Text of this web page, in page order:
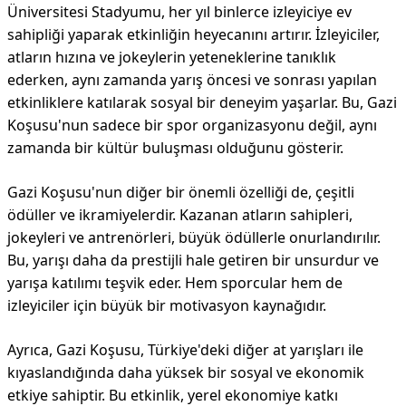
Üniversitesi Stadyumu, her yıl binlerce izleyiciye ev
sahipliği yaparak etkinliğin heyecanını artırır. İzleyiciler,
atların hızına ve jokeylerin yeteneklerine tanıklık
ederken, aynı zamanda yarış öncesi ve sonrası yapılan
etkinliklere katılarak sosyal bir deneyim yaşarlar. Bu, Gazi
Koşusu'nun sadece bir spor organizasyonu değil, aynı
zamanda bir kültür buluşması olduğunu gösterir.
Gazi Koşusu'nun diğer bir önemli özelliği de, çeşitli
ödüller ve ikramiyelerdir. Kazanan atların sahipleri,
jokeyleri ve antrenörleri, büyük ödüllerle onurlandırılır.
Bu, yarışı daha da prestijli hale getiren bir unsurdur ve
yarışa katılımı teşvik eder. Hem sporcular hem de
izleyiciler için büyük bir motivasyon kaynağıdır.
Ayrıca, Gazi Koşusu, Türkiye'deki diğer at yarışları ile
kıyaslandığında daha yüksek bir sosyal ve ekonomik
etkiye sahiptir. Bu etkinlik, yerel ekonomiye katkı